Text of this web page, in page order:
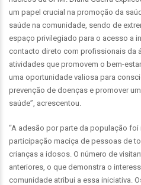
um papel crucial na promoção da
saúde na comunidade, sendo de
espaço privilegiado para o acesso a
contacto direto com profissionais da
atividades que promovem o bem-
uma oportunidade valiosa para
prevenção de doenças e promover
saúde”, acrescentou.
“A adesão por parte da população foi
participação maciça de pessoas de
crianças a idosos. O número de
anteriores, o que demonstra o
comunidade atribui a essa iniciativa.